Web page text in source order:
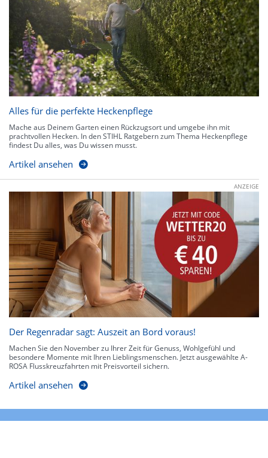
Alles für die perfekte Heckenpflege
Mache aus Deinem Garten einen Rückzugsort und umgebe ihn mit
prachtvollen Hecken. In den STIHL Ratgebern zum Thema Heckenpflege
findest Du alles, was Du wissen musst.
Artikel ansehen
ANZEIGE
Der Regenradar sagt: Auszeit an Bord voraus!
Machen Sie den November zu Ihrer Zeit für Genuss, Wohlgefühl und
besondere Momente mit Ihren Lieblingsmenschen. Jetzt ausgewählte A-
ROSA Flusskreuzfahrten mit Preisvorteil sichern.
Artikel ansehen